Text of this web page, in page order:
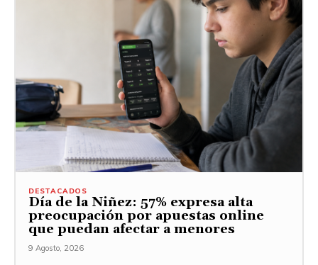
DESTACADOS
Día de la Niñez: 57% expresa alta
preocupación por apuestas online
que puedan afectar a menores
9 Agosto, 2026